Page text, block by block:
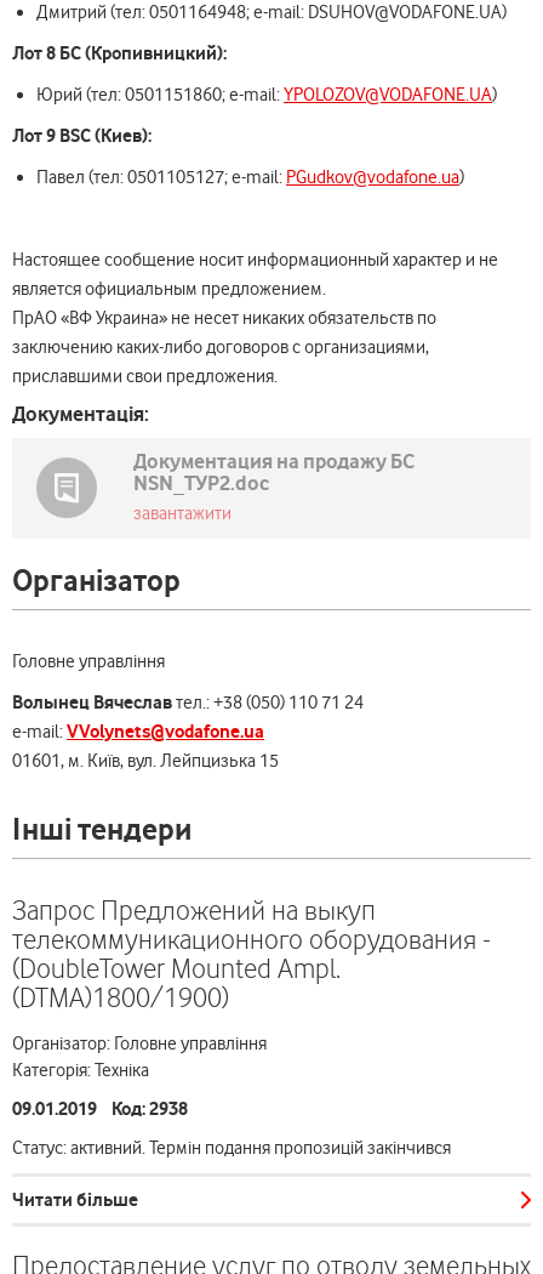
Дмитрий (тел: 0501164948; e-mail: DSUHOV@VODAFONE.UA)
Лот 8 БС (Кропивницкий):
Юрий (тел: 0501151860; e-mail:YPOLOZOV@VODAFONE.UA)
Лот 9 BSC(Киев):
Павел (тел: 0501105127; e-mail: PGudkov@vodafone.ua)
Настоящее сообщение носит информационный характер и не
является официальным предложением.
ПрАО «ВФ Украина» не несет никаких обязательств по
заключению каких-либо договоров с организациями,
приславшими свои предложения.
Документація:
Документация на продажу БС
NSN_ТУР2.doc
завантажити
Організатор
Головне управління
Волынец Вячеславтел.: +38 (050) 110 71 24
e-mail:VVolynets@vodafone.ua
01601, м. Київ, вул. Лейпцизька 15
Інші тендери
Запрос Предложений на выкуп
телекоммуникационного оборудования -
(DoubleTower Mounted Ampl.
(DTMA)1800/1900)
Організатор: Головне управління
Категорія: Техніка
09.01.2019 Код: 2938
Статус: активний. Термін подання пропозицій закінчився
Читати більше
Предоставление услуг по отводу земельных